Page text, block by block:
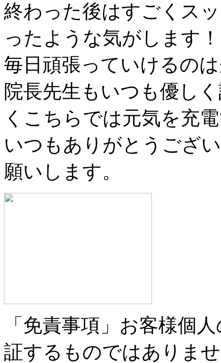
終わった後はすごくス
ったような気がします！
毎日頑張っていけるの
院長先生もいつも優し
くこちらでは元気を充
いつもありがとうござ
願いします。
「免責事項」お客様個
証するものではありま